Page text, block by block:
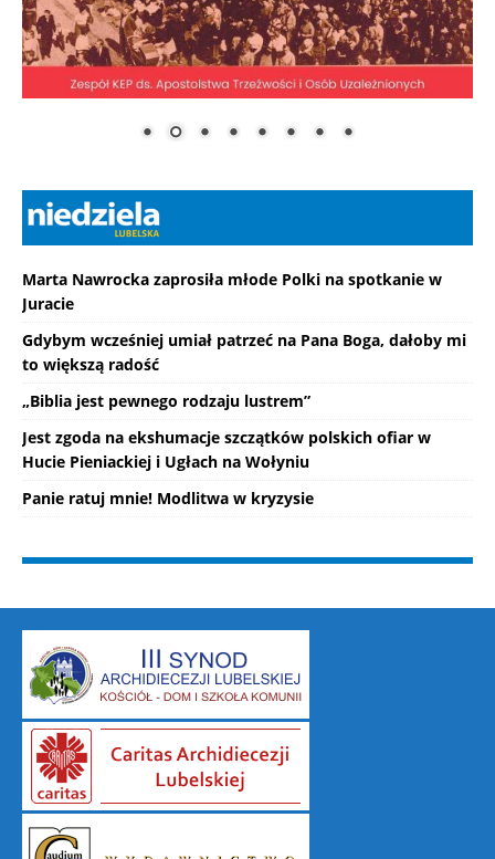
Marta Nawrocka zaprosiła młode Polki na spotkanie w
Juracie
Gdybym wcześniej umiał patrzeć na Pana Boga, dałoby mi
to większą radość
„Biblia jest pewnego rodzaju lustrem”
Jest zgoda na ekshumacje szczątków polskich ofiar w
Hucie Pieniackiej i Ugłach na Wołyniu
Panie ratuj mnie! Modlitwa w kryzysie